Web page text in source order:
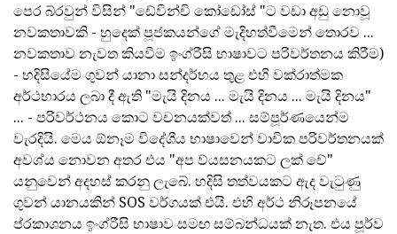
පෙර බ්රවුන් විසින් "ඩේවින්චි කෝඩෝස් "ට වඩා අඩු නොවූ
නවකතාවකි - හුදෙක් පූජකයන්ගේ මැදිහත්වීමෙන් තොරව ...
නවකතාව නැවත කියවීම ඉංග්රීසි භාෂාවට පරිවර්තනය කිරීම)
- හදිසියේම ගුවන් යානා සන්දර්භය තුළ එහි වක්රාත්මක
අර්ථභාරය ලබා දී ඇති "මැයි දිනය ... මැයි දිනය ... මැයි දිනය"
... - පරිවර්ථනය කොට වචනයක්වත් ... සම්පූර්ණයෙන්ම
වැරදියි. මෙය ඕනෑම විදේශීය භාෂාවෙන් වාචික පරිවර්තනයක්
අවශ්ය නොවන අතර එය "අප ව්යසනයකට ලක් වේ"
යනුවෙන් අදහස් කරනු ලැබේ. හදිසි තත්වයකට ඇද වැටුණු
ගුවන් යානයකින් SOS වර්ගයක් එයි. එහි අර්ථ නිරූපනයේ
ප්රකාශනය ඉංග්රීසි භාෂාව සමඟ සම්බන්ධයක් නැත. එය පූර්ව